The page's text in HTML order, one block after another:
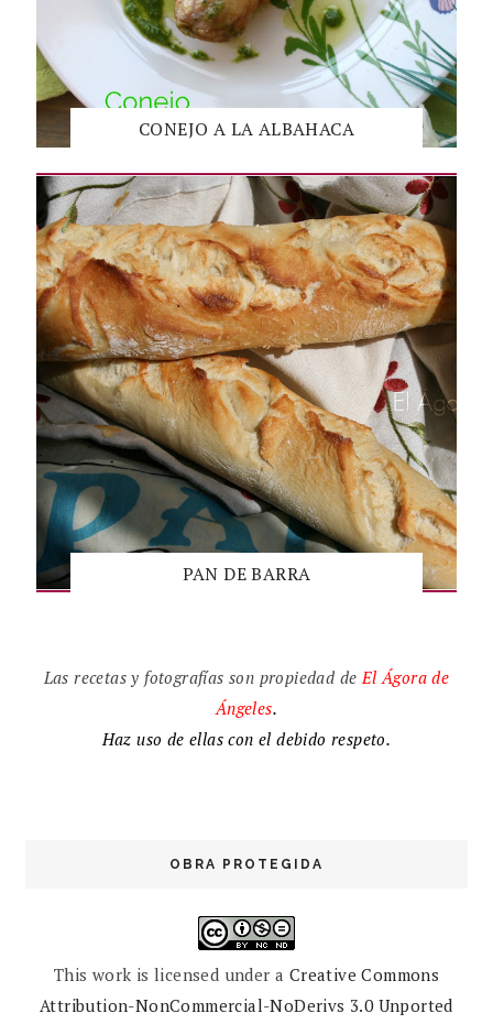
CONEJO A LA ALBAHACA
PAN DE BARRA
Las recetas y fotografías son propiedad deElÁgora de
Ángeles.
Haz uso de ellas con el debido respeto.
OBRA PROTEGIDA
This work is licensed under a Creative Commons
Attribution-NonCommercial-NoDerivs 3.0 Unported